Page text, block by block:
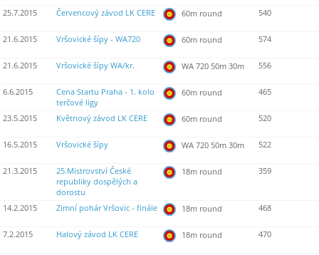
25.7.2015 Červencový závod LK CERE 60m round 540
21.6.2015 Vršovické šípy - WA720 60m round 574
21.6.2015 Vršovické šípy WA/kr. WA 720 50m 30m 556
6.6.2015
Cena Startu Praha - 1. kolo
terčové ligy
60m round 465
23.5.2015 Květnový závod LK CERE 60m round 520
16.5.2015 Vršovické šípy WA 720 50m 30m 522
21.3.2015
25.Mistrovství České
republiky dospělých a
dorostu
18m round 359
14.2.2015 Zimní pohár Vršovic - finále 18m round 468
7.2.2015 Halový závod LK CERE 18m round 470